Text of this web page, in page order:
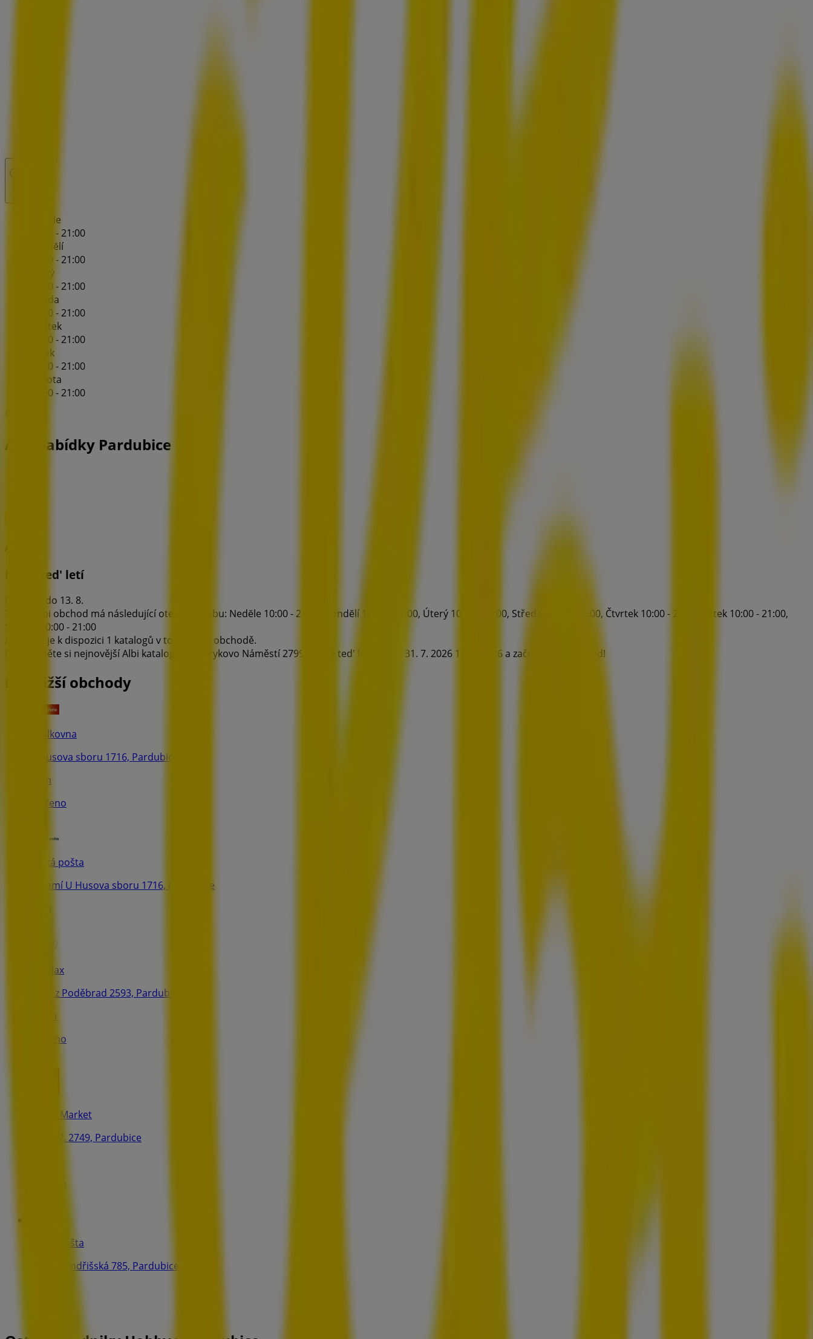
Nedĕle
10:00 - 21:00
Pondĕlí
10:00 - 21:00
Úterý
10:00 - 21:00
Středa
10:00 - 21:00
Čtvrtek
10:00 - 21:00
Pátek
10:00 - 21:00
Sobota
10:00 - 21:00
Albi nabídky Pardubice
Právě ted' letí
Platnost do 13. 8.
Tento Albi obchod má následující otevírací dobu: Nedĕle 10:00 - 21:00, Pondĕlí 10:00 - 21:00, Úterý 10:00 - 21:00, Středa 10:00 - 21:00, Čtvrtek 10:00 - 21:00, Pátek 10:00 - 21:00,
Sobota 10:00 - 21:00
Aktuálně je k dispozici 1 katalogů v tomto Albi obchodě.
Prohlédněte si nejnovější Albi katalog v Masarykovo Náměstí 2799, Právě ted' letí platný 31. 7. 2026 13. 8. 2026 a začněte šetřit ihned!
Nejbližší obchody
Zásilkovna
U Husova sboru 1716, Pardubice
59 m
Zavřeno
Česká pošta
přízemí U Husova sboru 1716, Pardubice
Dr. Max
Jiřího z Poděbrad 2593, Pardubice
Zavřeno
Penny Market
Karla IV. 2749, Pardubice
Česká pošta
přízemí Jindřišská 785, Pardubice